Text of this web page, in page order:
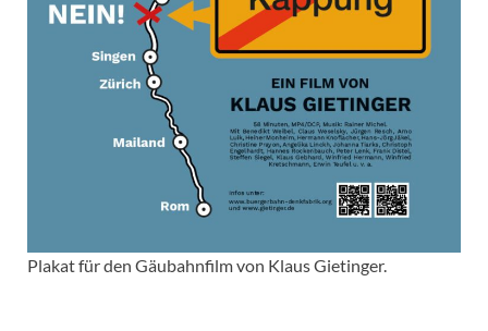
Plakat für den Gäubahnfilm von Klaus Gietinger.